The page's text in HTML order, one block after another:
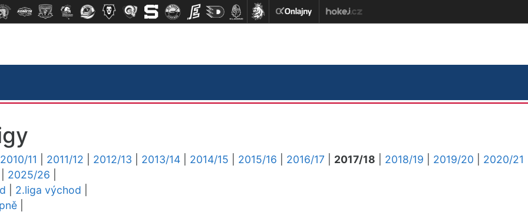
2010/11 2011/12 2012/13 2013/14 2014/15 2015/16 2016/17 2017/18 2018/19 2019/20
2020/21
2025/26
2.liga východ